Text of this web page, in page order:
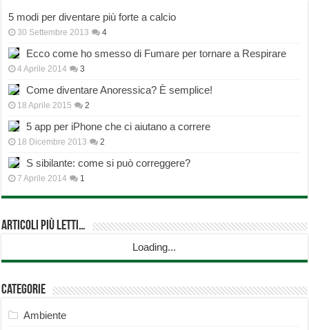
5 modi per diventare più forte a calcio
30 Settembre 2013 4
Ecco come ho smesso di Fumare per tornare a Respirare
4 Aprile 2014 3
Come diventare Anoressica? È semplice!
18 Aprile 2015 2
5 app per iPhone che ci aiutano a correre
18 Dicembre 2013 2
S sibilante: come si può correggere?
7 Aprile 2014 1
Articoli più Letti…
Loading...
Categorie
Ambiente